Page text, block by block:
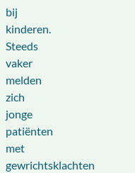
bij
kinderen.
Steeds
vaker
melden
zich
jonge
patiënten
met
gewrichtsklachten